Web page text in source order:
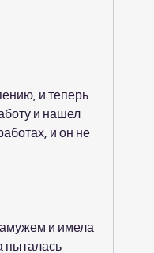
и нашел
и он не
и имела
пыталась